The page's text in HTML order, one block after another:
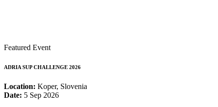
Featured Event
ADRIA SUP CHALLENGE 2026
Location: Koper, Slovenia
Date: 5 Sep 2026